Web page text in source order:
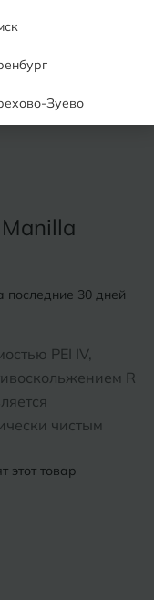
последние 30 дней
PEI IV,
R
чистым
этот товар
Зуево
на-Дону